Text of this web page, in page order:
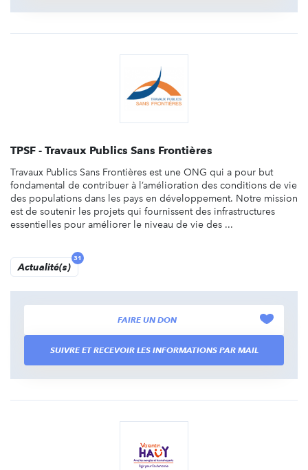
TPSF - Travaux Publics Sans Frontières
Travaux Publics Sans Frontières est une ONG qui a pour but
fondamental de contribuer à l’amélioration des conditions de vie
des populations dans les pays en développement. Notre mission
est de soutenir les projets qui fournissent des infrastructures
essentielles pour améliorer le niveau de vie des ...
Actualité(s)
31
FAIRE UN DON
SUIVRE ET RECEVOIR LES INFORMATIONS PAR MAIL